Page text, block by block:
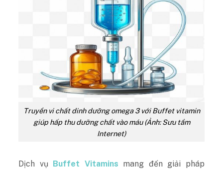
Truyền vi chất dinh dưỡng omega 3 với Buffet vitamin
giúp hấp thu dưỡng chất vào máu (Ảnh: Sưu tầm
Internet)
Dịch vụ Buffet Vitamins mang đến giải pháp